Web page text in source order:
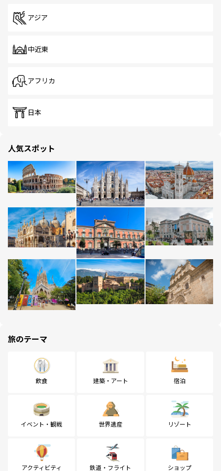
アジア
中近東
アフリカ
日本
人気スポット
旅のテーマ
飲食 建築・アート 宿泊
イベント・観戦 世界遺産 リゾート
アクティビティ 鉄道・フライト ショップ